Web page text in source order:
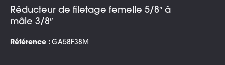
Réducteur de filetage femelle 5/8″ à
mâle 3/8″
Référence : GA58F38M